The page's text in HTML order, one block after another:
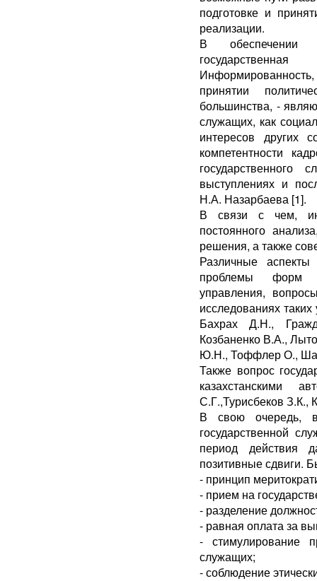
подготовке и
реализации.
В обеспечении
принятии
большинства, -
служащих, как
интересов других
компетентности
выступлениях и
Н.А. Назарбаева [1].
В связи с чем,
постоянного
решения, а также
Различные аспекты
проблемы форм
управления,
исследованиях
Бахрах Д.Н.,
Козбаненко В.А.,
Ю.Н., Тоффлер О.,
Также вопрос
казахстанскими
С.Г.,Турисбеков З.К.,
В свою очередь,
государственной
период действия
позитивные сдвиги.
- принцип
- прием на
- разделение
- равная оплата за
- стимулирование
служащих;
- соблюдение